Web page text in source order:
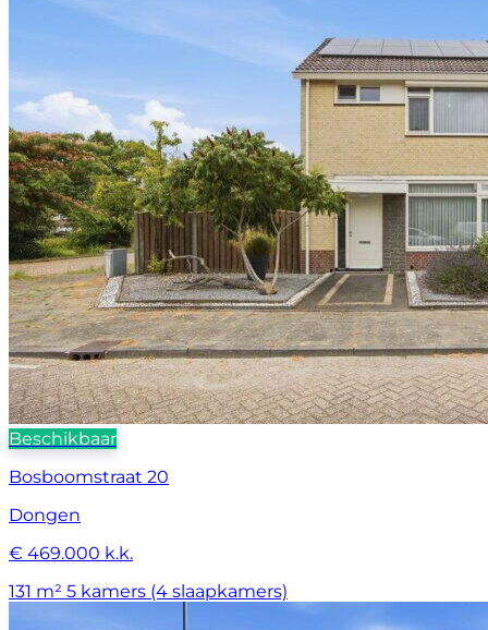
Beschikbaar
Bosboomstraat 20
Dongen
€ 469.000 k.k.
131 m² 5 kamers (4 slaapkamers)